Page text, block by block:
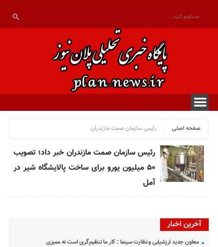
صفحه اصلی رئیس سازمان صمت مازندران
رئیس سازمان صمت مازندران خبر داد؛ تصویب
۵۰ میلیون یورو برای ساخت پالایشگاه شیر در
آمل
آخرین اخبار
معاون جدید ارزشیابی و نظارت سینما : کار ما تنظیم‌گری است نه ممیزی